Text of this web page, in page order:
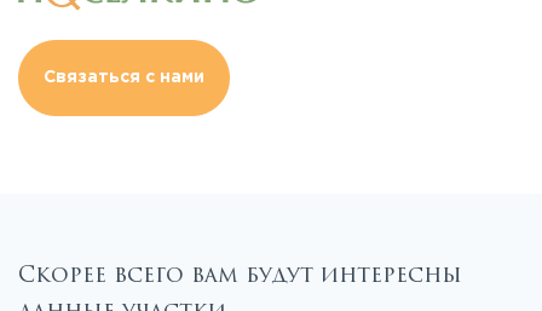
Связаться с нами
Скорее всего вам будут интересны